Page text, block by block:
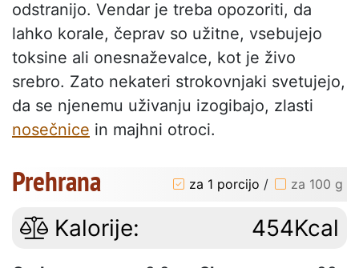
odstranijo. Vendar je treba opozoriti, da
lahko korale, čeprav so užitne, vsebujejo
toksine ali onesnaževalce, kot je živo
srebro. Zato nekateri strokovnjaki svetujejo,
da se njenemu uživanju izogibajo, zlasti
nosečnice in majhni otroci.
Prehrana za 1 porcijo / za 100 g
Kalorije: 454Kcal